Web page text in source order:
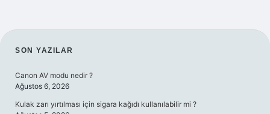
SIDEBAR
SON YAZILAR
Canon AV modu nedir ?
Ağustos 6, 2026
Kulak zarı yırtılması için sigara kağıdı kullanılabilir mi ?